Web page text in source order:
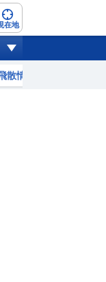
在地
散情報